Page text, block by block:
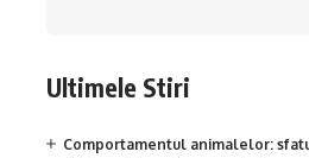
Ultimele Stiri
Comportamentul animalelor: